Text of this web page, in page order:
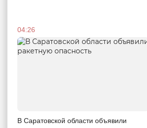
04:26
В Саратовской области объявили